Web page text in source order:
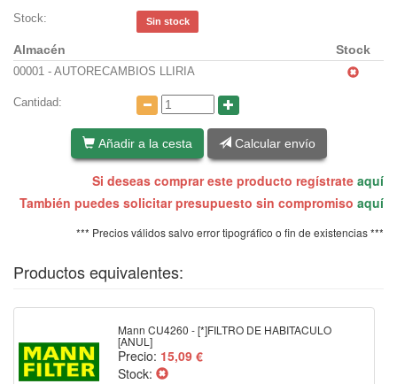
Stock: Sin stock
Almacén Stock
00001 - AUTORECAMBIOS LLIRIA
Cantidad:
Añadir a la cesta Calcular envío
Si deseas comprar este producto regístrate aquí
También puedes solicitar presupuesto sin compromiso aquí
*** Precios válidos salvo error tipográfico o fin de existencias ***
Productos equivalentes:
Mann CU4260 - [*]FILTRO DE HABITACULO
[ANUL]
Precio: 15,09 €
Stock: